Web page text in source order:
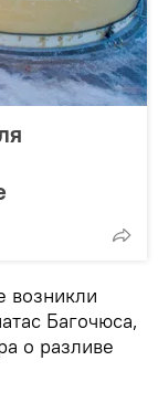
возникли
Багочюса,
о разливе